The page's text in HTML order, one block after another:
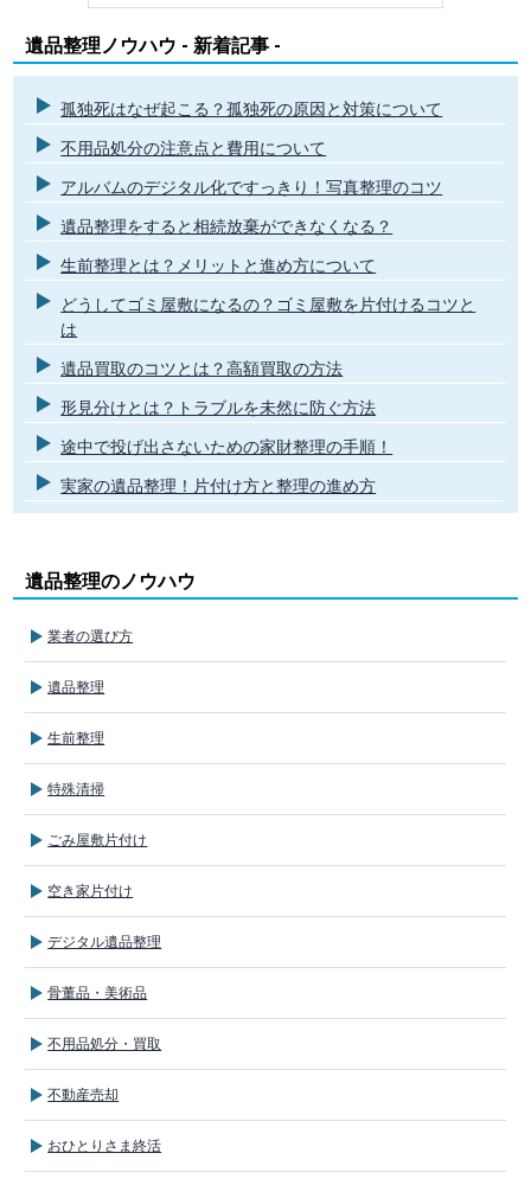
県/鹿児島県/沖縄県
遺品整理ノウハウ - 新着記事 -
孤独死はなぜ起こる？孤独死の原因と対策について
不用品処分の注意点と費用について
アルバムのデジタル化ですっきり！写真整理のコツ
遺品整理をすると相続放棄ができなくなる？
生前整理とは？メリットと進め方について
どうしてゴミ屋敷になるの？ゴミ屋敷を片付けるコツと
は
遺品買取のコツとは？高額買取の方法
形見分けとは？トラブルを未然に防ぐ方法
途中で投げ出さないための家財整理の手順！
実家の遺品整理！片付け方と整理の進め方
遺品整理のノウハウ
業者の選び方
遺品整理
生前整理
特殊清掃
ごみ屋敷片付け
空き家片付け
デジタル遺品整理
骨董品・美術品
不用品処分・買取
不動産売却
おひとりさま終活